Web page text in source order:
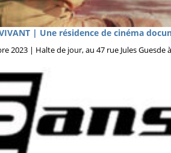
VIVANT | Une résidence de cinéma
2023 | Halte de jour, au 47 rue Jules Guesde